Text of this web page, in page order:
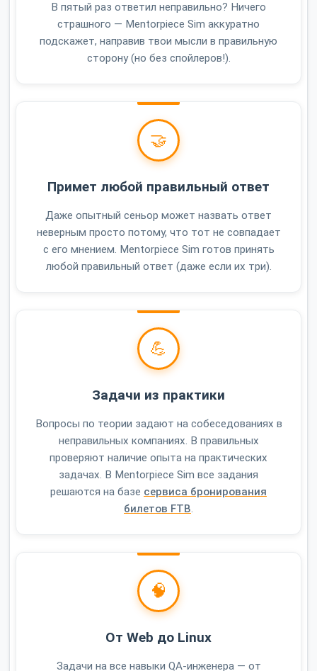
В пятый раз ответил неправильно? Ничего
страшного — Mentorpiece Sim аккуратно
подскажет, направив твои мысли в правильную
сторону (но без спойлеров!).
🤝
Примет любой правильный ответ
Даже опытный сеньор может назвать ответ
неверным просто потому, что тот не совпадает
с его мнением. Mentorpiece Sim готов принять
любой правильный ответ (даже если их три).
💪
Задачи из практики
Вопросы по теории задают на собеседованиях в
неправильных компаниях. В правильных
проверяют наличие опыта на практических
задачах. В Mentorpiece Sim все задания
решаются на базе сервиса бронирования
билетов FTB.
🧠
От Web до Linux
Задачи на все навыки QA-инженера — от